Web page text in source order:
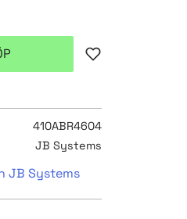
Lägg till i favoriter
410ABR4604
JB Systems
JB Systems